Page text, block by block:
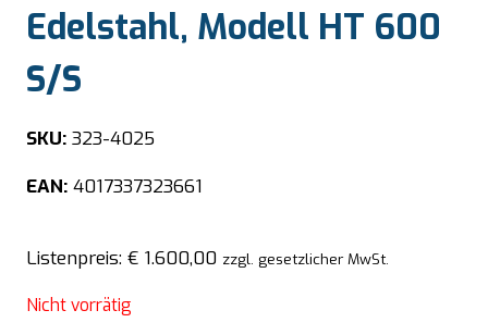
Edelstahl, Modell HT 600
S/S
SKU: 323-4025
EAN: 4017337323661
Listenpreis: € 1.600,00 zzgl. gesetzlicher MwSt.
Nicht vorrätig